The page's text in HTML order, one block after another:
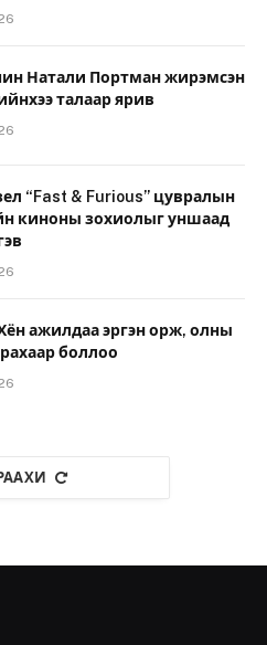
Натали Портман жирэмсэн
талаар ярив
“Fast & Furious” цувралын
киноны зохиолыг уншаад
ажилдаа эргэн орж, олны
боллоо